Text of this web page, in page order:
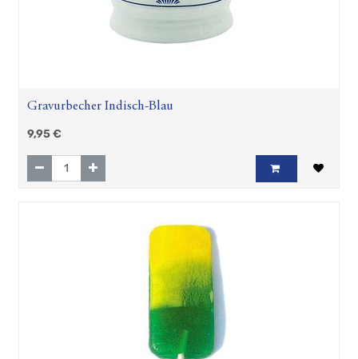
Gravurbecher Indisch-Blau
9,95€